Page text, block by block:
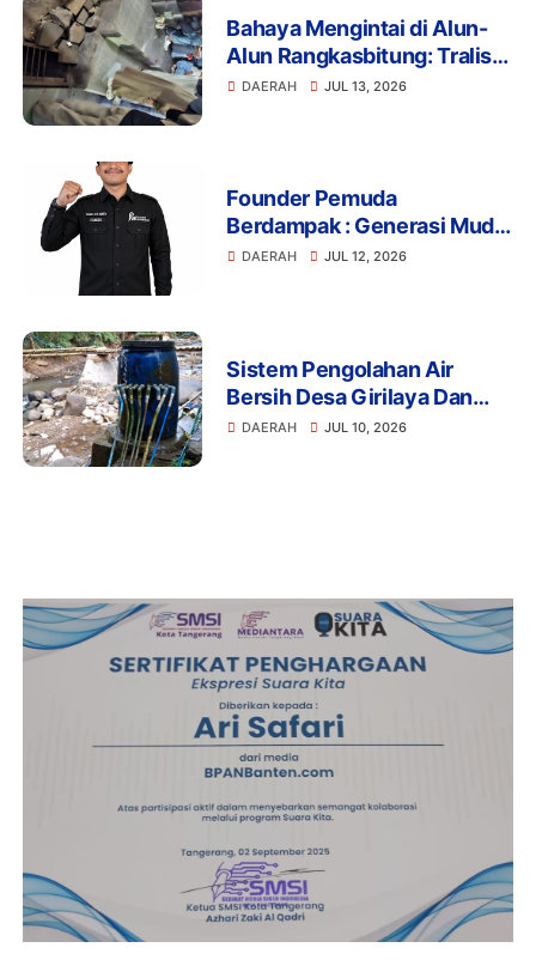
Bahaya Mengintai di Alun-
Alun Rangkasbitung: Tralis
Drainase Rusak Picu Banyak
DAERAH JUL 13, 2026
Founder Pemuda
Berdampak : Generasi Muda
Mengapresiasi Komitmen
DAERAH JUL 12, 2026
Sistem Pengolahan Air
Bersih Desa Girilaya Dan
Desa Jayapura Cipanas
DAERAH JUL 10, 2026